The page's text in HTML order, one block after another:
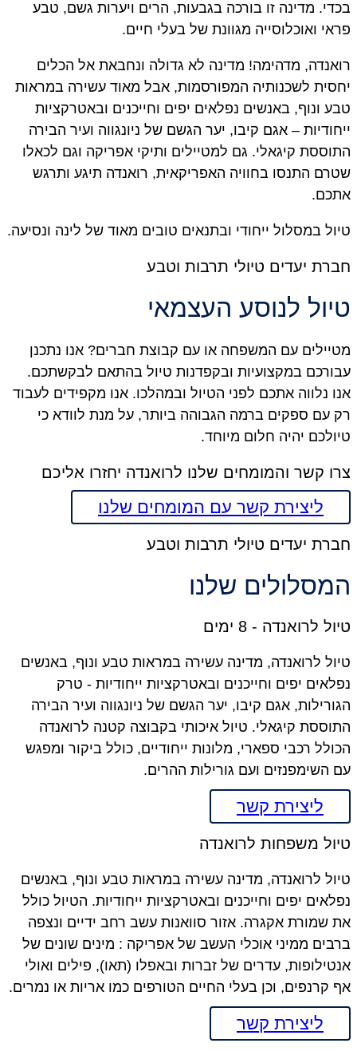
מדינה זו בורכה בגבעות, הרים ויערות גשם, טבע
ואוכלוסייה מגוונת של בעלי חיים.
מדהימה! מדינה לא גדולה ונחבאת אל הכלים
לשכנותיה המפורסמות, אבל מאוד עשירה במראות
ונוף, באנשים נפלאים יפים וחייכנים ובאטרקציות
– אגם קיבו, יער הגשם של ניונגווה ועיר הבירה
קיגאלי. גם למטיילים ותיקי אפריקה וגם לכאלו
התנסו בחוויה האפריקאית, רואנדה תיגע ותרגש
במסלול ייחודי ובתנאים טובים מאוד של לינה ונסיעה.
יעדים טיולי תרבות וטבע
לנוסע העצמאי
עם המשפחה או עם קבוצת חברים? אנו נתכנן
במקצועיות ובקפדנות טיול בהתאם לבקשתכם.
נלווה אתכם לפני הטיול ובמהלכו. אנו מקפידים לעבוד
עם ספקים ברמה הגבוהה ביותר, על מנת לוודא כי
יהיה חלום מיוחד.
קשר והמומחים שלנו לרואנדה יחזרו אליכם
ליצירת קשר עם המומחים שלנו
יעדים טיולי תרבות וטבע
שלנו
לרואנדה - 8 ימים
לרואנדה, מדינה עשירה במראות טבע ונוף, באנשים
יפים וחייכנים ובאטרקציות ייחודיות - טרק
אגם קיבו, יער הגשם של ניונגווה ועיר הבירה
קיגאלי. טיול איכותי בקבוצה קטנה לרואנדה
רכבי ספארי, מלונות ייחודיים, כולל ביקור ומפגש
השימפנזים ועם גורילות ההרים.
ליצירת קשר
משפחות לרואנדה
לרואנדה, מדינה עשירה במראות טבע ונוף, באנשים
יפים וחייכנים ובאטרקציות ייחודיות. הטיול כולל
שמורת אקגרה. אזור סוואנות עשב רחב ידיים ונצפה
ממיני אוכלי העשב של אפריקה : מינים שונים של
עדרים של זברות ובאפלו (תאו), פילים ואולי
קרנפים, וכן בעלי החיים הטורפים כמו אריות או נמרים.
ליצירת קשר